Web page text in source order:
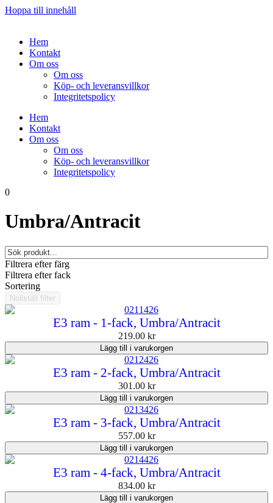
Hoppa till innehåll
Hem
Kontakt
Om oss
Om oss
Köp- och leveransvillkor
Integritetspolicy
Hem
Kontakt
Om oss
Om oss
Köp- och leveransvillkor
Integritetspolicy
0
Umbra/Antracit
Filtrera efter färg
Filtrera efter fack
Sortering
Nollställ filter
E3 ram - 1-fack, Umbra/Antracit
219.00 kr
Lägg till i varukorgen
E3 ram - 2-fack, Umbra/Antracit
301.00 kr
Lägg till i varukorgen
E3 ram - 3-fack, Umbra/Antracit
557.00 kr
Lägg till i varukorgen
E3 ram - 4-fack, Umbra/Antracit
834.00 kr
Lägg till i varukorgen